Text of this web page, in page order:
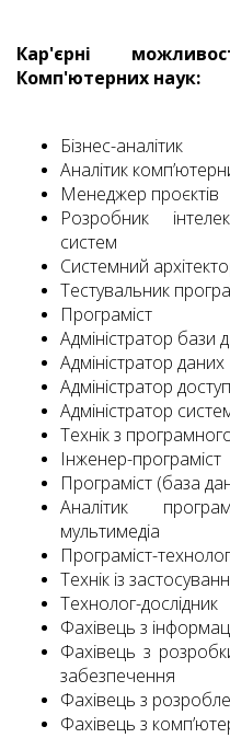
Кар'єрні
Комп'ютерних наук:
Бізнес-аналітик
Аналітик
Менеджер проєктів
Розробник
систем
Системний
Тестувальник
Програміст
Адміністратор бази
Адміністратор даних
Адміністратор
Адміністратор
Технік з
Інженер-програміст
Програміст (база
Аналітик
мультимедіа
Програміст-
Технік із
Технолог-дослідник
Фахівець з
Фахівець з
забезпечення
Фахівець з
Фахівець з